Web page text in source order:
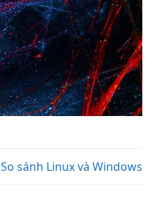
So sánh Linux và Windows